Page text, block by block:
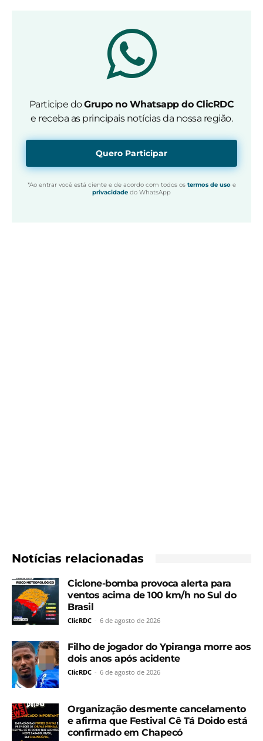
Participe doGrupo no Whatsapp do ClicRDC
e receba as principais notícias da nossa região.
Quero Participar
*Ao entrar você está ciente e de acordo com todos os termos de usoe
privacidade do WhatsApp
Notícias relacionadas
Ciclone-bomba provoca alerta para
ventos acima de 100 km/h no Sul do
Brasil
ClicRDC - 6 de agosto de 2026
Filho de jogador do Ypiranga morre aos
dois anos após acidente
ClicRDC - 6 de agosto de 2026
Organização desmente cancelamento
e afirma que Festival Cê Tá Doido está
confirmado em Chapecó